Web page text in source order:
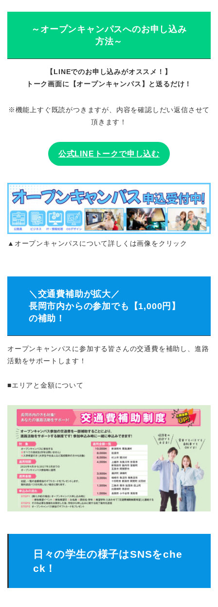
～オープンキャンパスへのお申し込み
方法～
【LINEでのお申し込みがオススメ！】
トーク画面に【オープンキャンパス】と送るだけ！
※機能上すぐ既読がつきますが、内容を確認しだい返信させて
頂きます！
公式LINEトークで申し込む
▲オープンキャンパスについて詳しくは画像をクリック
＼交通費補助が拡大／
長岡市内からの参加でも【1,000円】
の補助！
オープンキャンパスに参加する皆さんの交通費を補助し、進路
活動をサポートします！
■エリアと金額について
日々の学生の様子はSNSをche
ck！